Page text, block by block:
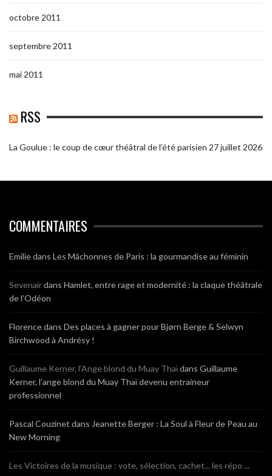
octobre 2011
septembre 2011
mai 2011
RSS
La Goulue : le coup de cœur théâtral de l’été parisien 27 juillet 2026
COMMENTAIRES
Emiliedans Les Mâchonnes de Paris : la gourmandise au féminin
Sevenairdans Hamlet, entre rage et modernité : la claque théâtrale
de l’Odéon
Florencedans Des places à gagner pour Bjørn Berge & Selwyn
Birchwood à Andrésy !
Guillaume Kerner, l’Ange blond du Muay Thaïdans Guillaume
Kerner, l’ange blond du Muay Thaï devenu entraineur
professionnel
Pascal Couzinet dans Jeanette Berger : La Soul à Fleur de Peau au
New Morning
Les Victoires de la musique : vote, sélection, cachet... les répo ...